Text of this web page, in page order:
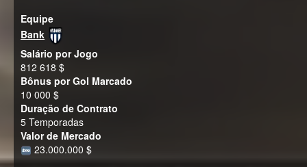
Equipe
Bank
Salário por Jogo
812 618 $
Bônus por Gol Marcado
10 000 $
Duração de Contrato
5 Temporadas
Valor de Mercado
23.000.000 $